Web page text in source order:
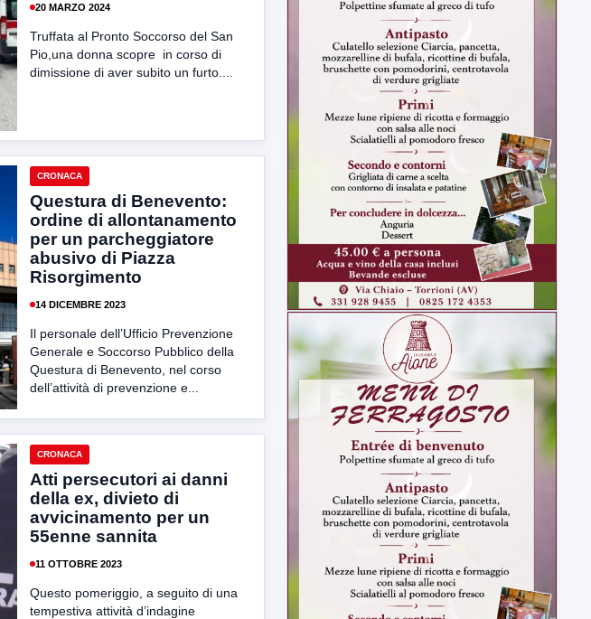
20 MARZO 2024
Truffata al Pronto Soccorso del San
Pio,una donna scopre in corso di
dimissione di aver subito un furto....
CRONACA
Questura di Benevento:
ordine di allontanamento
per un parcheggiatore
abusivo di Piazza
Risorgimento
14 DICEMBRE 2023
Il personale dell’Ufficio Prevenzione
Generale e Soccorso Pubblico della
Questura di Benevento, nel corso
dell’attività di prevenzione e...
CRONACA
Atti persecutori ai danni
della ex, divieto di
avvicinamento per un
55enne sannita
11 OTTOBRE 2023
Questo pomeriggio, a seguito di una
tempestiva attività d’indagine
ULTIMI VIDEO
TUTTI I VIDEO